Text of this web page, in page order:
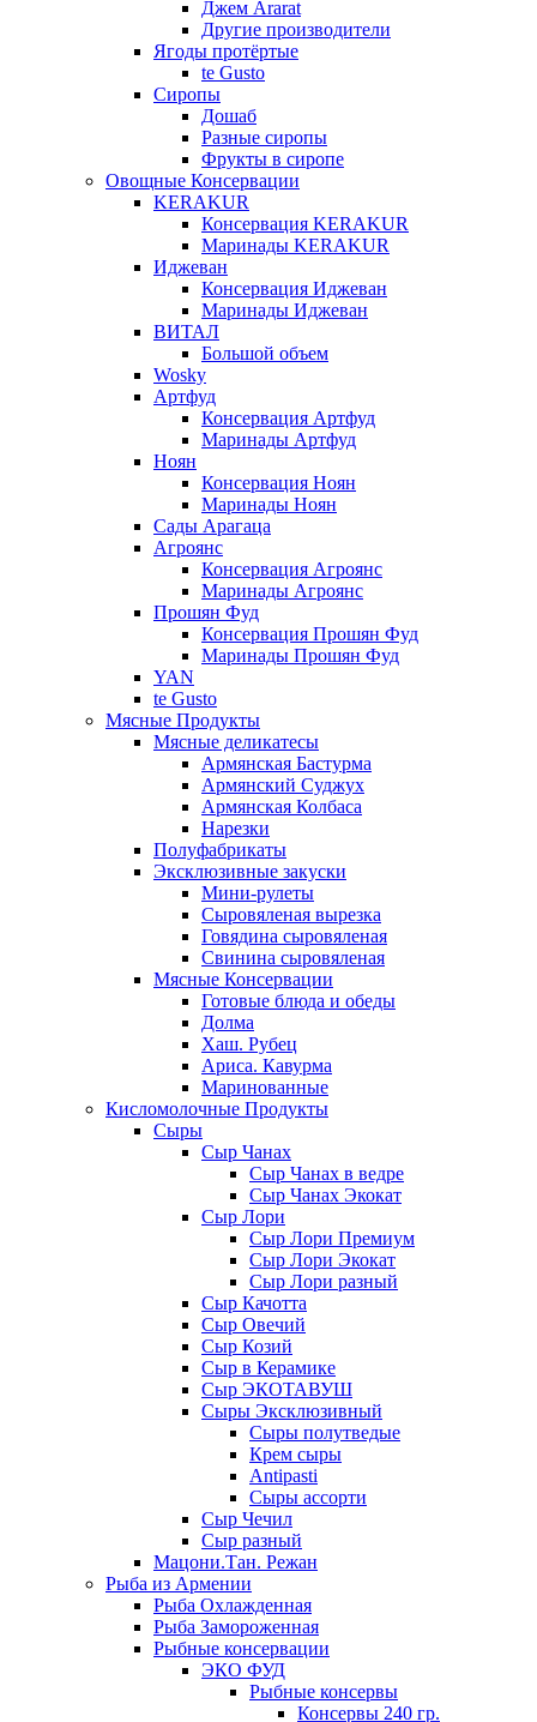
Джем Ararat
Другие производители
Ягоды протёртые
te Gusto
Сиропы
Дошаб
Разные сиропы
Фрукты в сиропе
Овощные Консервации
KERAKUR
Консервация KERAKUR
Маринады KERAKUR
Иджеван
Консервация Иджеван
Маринады Иджеван
ВИТАЛ
Большой объем
Wosky
Артфуд
Консервация Артфуд
Маринады Артфуд
Ноян
Консервация Ноян
Маринады Ноян
Сады Арагаца
Агроянс
Консервация Агроянс
Маринады Агроянс
Прошян Фуд
Консервация Прошян Фуд
Маринады Прошян Фуд
YAN
te Gusto
Мясные Продукты
Мясные деликатесы
Армянская Бастурма
Армянский Суджух
Армянская Колбаса
Нарезки
Полуфабрикаты
Эксклюзивные закуски
Мини-рулеты
Сыровяленая вырезка
Говядина сыровяленая
Свинина сыровяленая
Мясные Консервации
Готовые блюда и обеды
Долма
Хаш. Рубец
Ариса. Кавурма
Маринованные
Кисломолочные Продукты
Сыры
Сыр Чанах
Сыр Чанах в ведре
Сыр Чанах Экокат
Сыр Лори
Сыр Лори Премиум
Сыр Лори Экокат
Сыр Лори разный
Сыр Качотта
Сыр Овечий
Сыр Козий
Сыр в Керамике
Сыр ЭКОТАВУШ
Сыры Эксклюзивный
Сыры полутведые
Крем сыры
Antipasti
Сыры ассорти
Сыр Чечил
Сыр разный
Мацони.Тан. Режан
Рыба из Армении
Рыба Охлажденная
Рыба Замороженная
Рыбные консервации
ЭКО ФУД
Рыбные консервы
Консервы 240 гр.